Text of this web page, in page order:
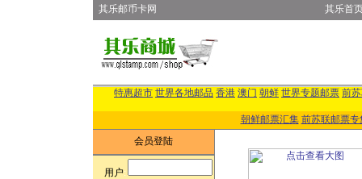
其乐邮币卡网 其乐首
特惠超市 世界各地邮品 香港 澳门 朝鲜 世界专题邮票 前
朝鲜邮票汇集 前苏联邮票专
会员登陆
用户: